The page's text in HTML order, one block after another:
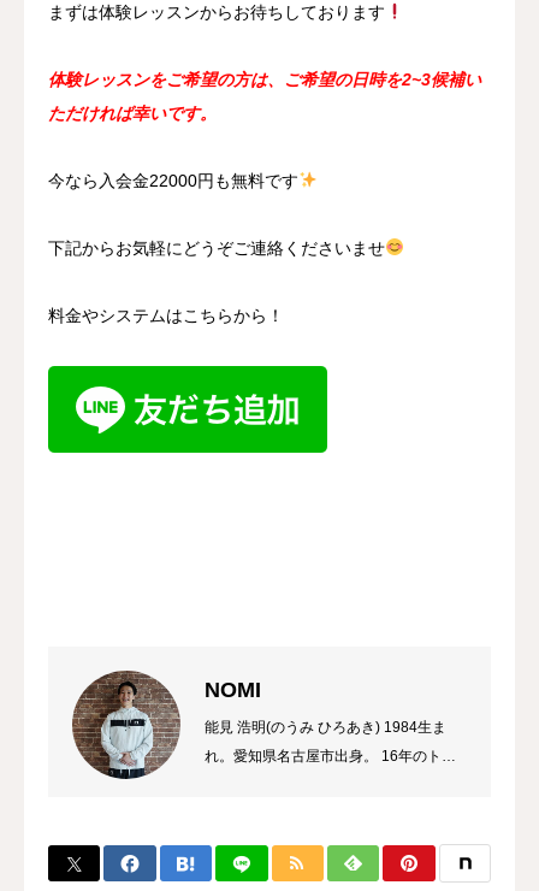
まずは体験レッスンからお待ちしております
体験レッスンをご希望の方は、ご希望の日時を2~3候補い
ただければ幸いです。
今なら入会金22000円も無料です
下記からお気軽にどうぞご連絡くださいませ
料金やシステムはこちらから！
NOMI
能見 浩明(のうみ ひろあき) 1984生ま
れ。愛知県名古屋市出身。 16年のトレ
のプロ選手の試合経験などから初心者か
ら選手まで、高い指導力に定評があり、